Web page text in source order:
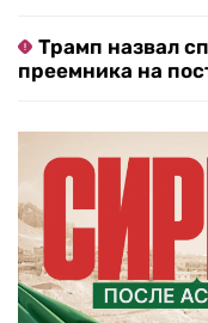
Трамп назвал
преемника на